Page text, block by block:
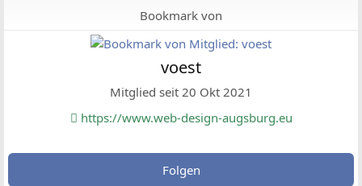
Bookmark von
voest
Mitglied seit 20 Okt 2021
https://www.web-design-augsburg.eu
Folgen